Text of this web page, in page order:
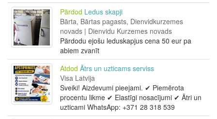
Pārdod Ledus skapji
Bārta, Bārtas pagasts, Dienvidkurzemes
novads | Dienvidu Kurzemes novads
Pārdodu ejošu leduskapjus cena 50 eur pa
abiem zvanīt
Atdod Ātrs un uzticams serviss
Visa Latvija
Sveiki! Aizdevumi pieejami. ✔ Piemērota
procentu likme ✔ Elastīgi nosacījumi ✔ Ātri un
uzticami WhatsApp: +371 28 318 539